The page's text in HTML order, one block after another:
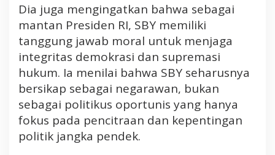
Dia juga mengingatkan bahwa sebagai
mantan Presiden RI, SBY memiliki
tanggung jawab moral untuk menjaga
integritas demokrasi dan supremasi
hukum. Ia menilai bahwa SBY seharusnya
bersikap sebagai negarawan, bukan
sebagai politikus oportunis yang hanya
fokus pada pencitraan dan kepentingan
politik jangka pendek.